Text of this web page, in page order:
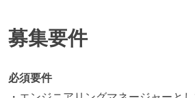
募集要件
必須要件